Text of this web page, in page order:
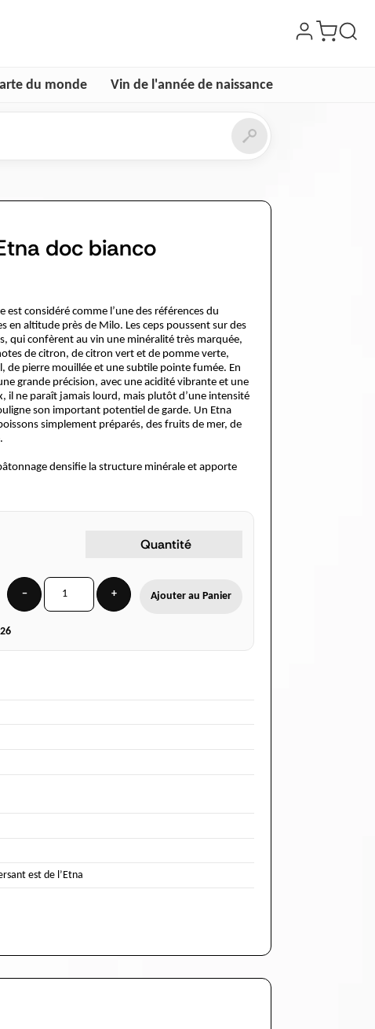
du monde Vin de l'année de naissance
doc bianco
est considéré comme l’une des références du
en altitude près de Milo. Les ceps poussent sur des
qui confèrent au vin une minéralité très marquée,
de citron, de citron vert et de pomme verte,
de pierre mouillée et une subtile pointe fumée. En
grande précision, avec une acidité vibrante et une
il ne paraît jamais lourd, mais plutôt d’une intensité
son important potentiel de garde. Un Etna
simplement préparés, des fruits de mer, de
densifie la structure minérale et apporte
Quantité
− + Ajouter au Panier
est de l’Etna